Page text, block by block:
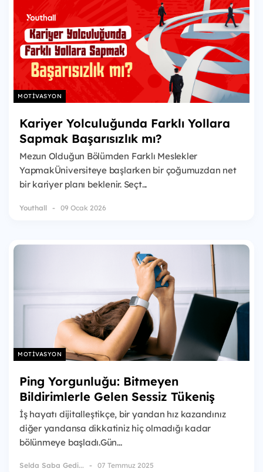
MOTIVASYON
Kariyer Yolculuğunda Farklı Yollara
Sapmak Başarısızlık mı?
Mezun Olduğun Bölümden Farklı Meslekler
YapmakÜniversiteye başlarken bir çoğumuzdan net
bir kariyer planı beklenir. Seçt...
Youthall 09 Ocak 2026
MOTIVASYON
Ping Yorgunluğu: Bitmeyen
Bildirimlerle Gelen Sessiz Tükeniş
İş hayatı dijitalleştikçe, bir yandan hız kazandınız
diğer yandansa dikkatiniz hiç olmadığı kadar
bölünmeye başladı.Gün...
Selda Saba Gedi... 07 Temmuz 2025